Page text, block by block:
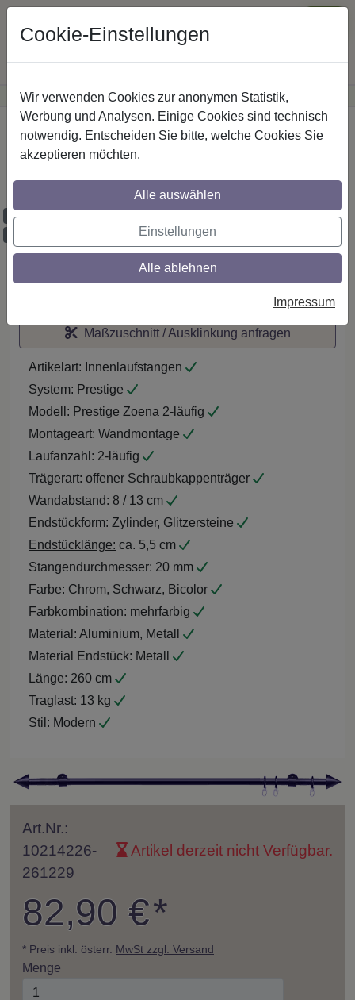
Günstige Versandkosteninnerhalb Österreichs· Sichere Zahlung
Startseite
IL-Stilg. 20 mm 2-lfg. Prestige Zoena 260
cm Chrom/Schwarz
Maßzuschnitt möglich
Maßzuschnitt / Ausklinkung anfragen
Artikelart: Innenlaufstangen
System: Prestige
Modell: Prestige Zoena 2-läufig
Montageart: Wandmontage
Laufanzahl: 2-läufig
Trägerart: offener Schraubkappenträger
Wandabstand: 8 / 13 cm
Endstückform: Zylinder, Glitzersteine
Endstücklänge: ca. 5,5 cm
Stangendurchmesser: 20 mm
Farbe: Chrom, Schwarz, Bicolor
Farbkombination: mehrfarbig
Material: Aluminium, Metall
Material Endstück: Metall
Länge: 260 cm
Traglast: 13 kg
Stil: Modern
Art.Nr.:
10214226-
261229
Artikel derzeit nicht Verfügbar.
82,90 €*
* Preis inkl. österr. MwSt zzgl. Versand
Menge
Cookie-Einstellungen
Wir verwenden Cookies zur anonymen Statistik,
Werbung und Analysen. Einige Cookies sind technisch
notwendig. Entscheiden Sie bitte, welche Cookies Sie
akzeptieren möchten.
Alle auswählen
Einstellungen
Alle ablehnen
Impressum